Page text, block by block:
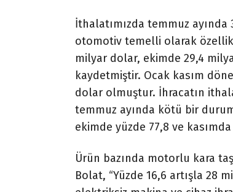
İthalatımızda temmuz
otomotiv temelli olarak
milyar dolar, ekimde 29,4
kaydetmiştir. Ocak kasım
dolar olmuştur. İhracatın
temmuz ayında kötü bir
ekimde yüzde 77,8 ve kasımda
Ürün bazında motorlu kara
Bolat, “Yüzde 16,6 artışla 28